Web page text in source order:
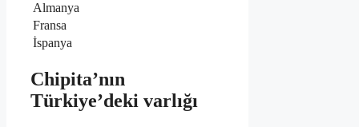
Almanya
Fransa
İspanya
Chipita’nın
Türkiye’deki varlığı